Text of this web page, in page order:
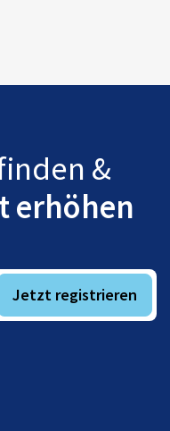
&
erhöhen
Jetzt registrieren